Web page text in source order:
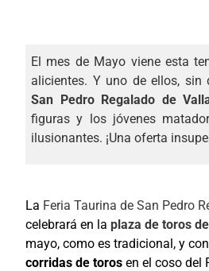
El mes de Mayo viene esta
alicientes. Y uno de ellos, sin
San Pedro Regalado de
figuras y los jóvenes
ilusionantes. ¡Una oferta
La Feria Taurina de San Pedro
celebrará en la plaza de toros
mayo, como es tradicional, y
corridas de toros en el coso del